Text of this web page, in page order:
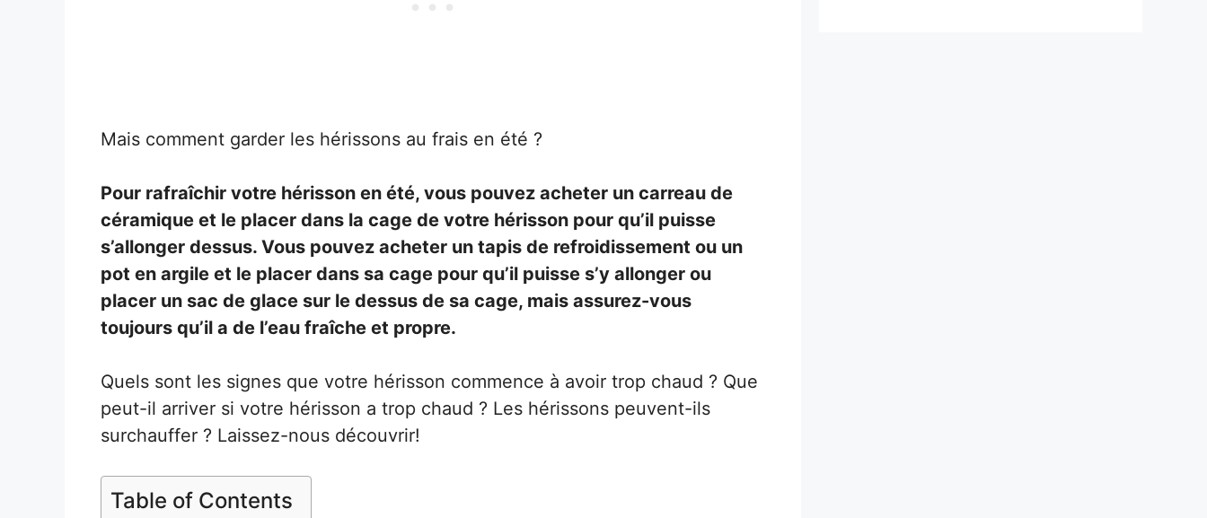
Mais comment garder les hérissons au frais en été ?
Pour rafraîchir votre hérisson en été, vous pouvez acheter un carreau de
céramique et le placer dans la cage de votre hérisson pour qu’il puisse
s’allonger dessus. Vous pouvez acheter un tapis de refroidissement ou un
pot en argile et le placer dans sa cage pour qu’il puisse s’y allonger ou
placer un sac de glace sur le dessus de sa cage, mais assurez-vous
toujours qu’il a de l’eau fraîche et propre.
Quels sont les signes que votre hérisson commence à avoir trop chaud ? Que
peut-il arriver si votre hérisson a trop chaud ? Les hérissons peuvent-ils
surchauffer ? Laissez-nous découvrir!
Table of Contents